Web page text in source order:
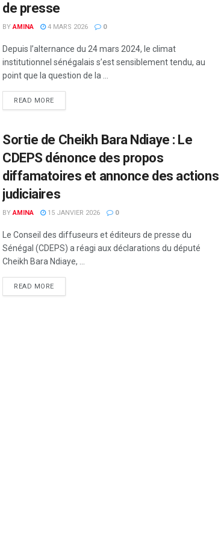
de presse
BY AMINA 4 MARS 2026 0
Depuis l’alternance du 24 mars 2024, le climat
institutionnel sénégalais s’est sensiblement tendu, au
point que la question de la ...
READ MORE
Sortie de Cheikh Bara Ndiaye : Le
CDEPS dénonce des propos
diffamatoires et annonce des actions
judiciaires
BY AMINA 15 JANVIER 2026 0
Le Conseil des diffuseurs et éditeurs de presse du
Sénégal (CDEPS) a réagi aux déclarations du député
Cheikh Bara Ndiaye, ...
READ MORE